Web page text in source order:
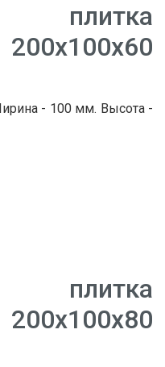
плитка
- 100 мм. Высота -
плитка